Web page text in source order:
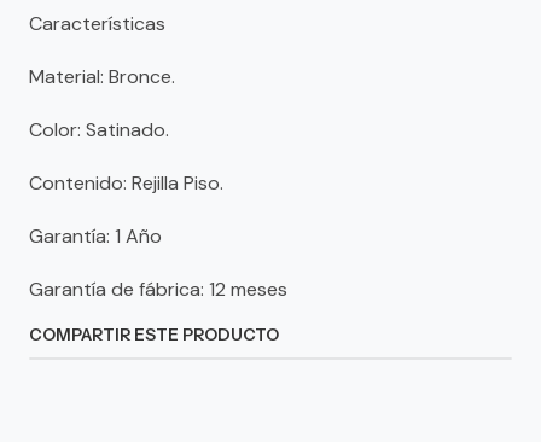
Características
Material: Bronce.
Color: Satinado.
Contenido: Rejilla Piso.
Garantía: 1 Año
Garantía de fábrica: 12 meses
COMPARTIR ESTE PRODUCTO